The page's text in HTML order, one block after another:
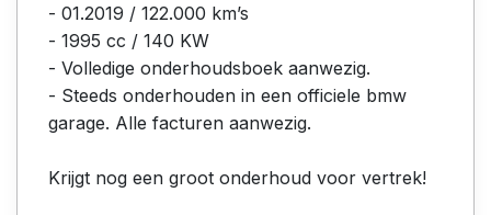
- 01.2019 / 122.000 km’s
- 1995 cc / 140 KW
- Volledige onderhoudsboek aanwezig.
- Steeds onderhouden in een officiele bmw
garage. Alle facturen aanwezig.
Krijgt nog een groot onderhoud voor vertrek!